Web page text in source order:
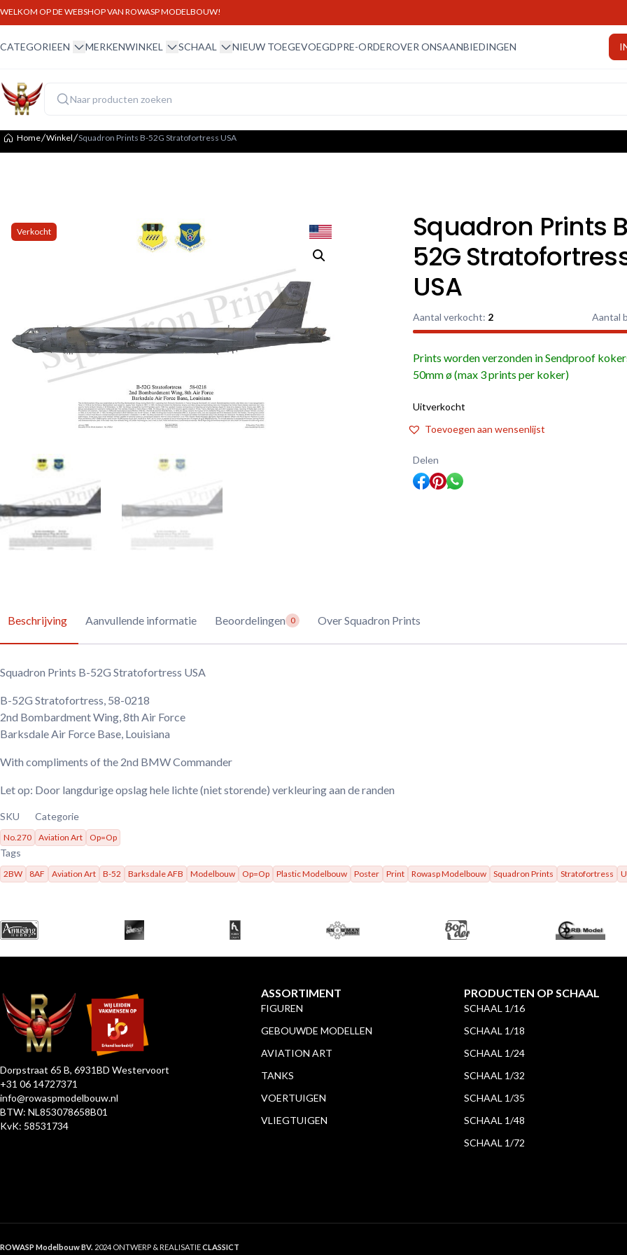
WELKOM OP DE WEBSHOP VAN ROWASP MODELBOUW!
CATEGORIEEN winkel menu
MERKENWINKEL winkel menu
SCHAAL schaal menu
NIEUW TOEGEVOEGDPRE-ORDEROVER ONSAANBIEDINGEN
Home Winkel Squadron Prints B-52G Stratofortress USA
Verkocht
Squadron Prints
52G
USA
Aantal verkocht: 2 Aantal
Prints worden verzonden in Sendproof
50mm ø (max 3 prints per koker)
Uitverkocht
Toevoegen aan wensenlijst
Delen
Beschrijving Aanvullende informatie Beoordelingen 0 Over Squadron Prints
Squadron Prints B-52G Stratofortress USA
B-52G Stratofortress, 58-0218
2nd Bombardment Wing, 8th Air Force
Barksdale Air Force Base, Louisiana
With compliments of the 2nd BMW Commander
Let op: Door langdurige opslag hele lichte (niet storende) verkleuring aan de randen
SKU
No.270
Categorie
Aviation Art Op=Op
Tags
2BW 8AF Aviation Art B-52 Barksdale AFB Modelbouw Op=Op Plastic Modelbouw Poster Print Rowasp Modelbouw Squadron Prints Stratofortress
Dorpstraat 65 B, 6931BD Westervoort
+31 06 14727371
info@rowaspmodelbouw.nl
BTW: NL853078658B01
KvK: 58531734
ASSORTIMENT
FIGUREN
GEBOUWDE MODELLEN
AVIATION ART
TANKS
VOERTUIGEN
VLIEGTUIGEN
PRODUCTEN OP SCHAAL
SCHAAL 1/16
SCHAAL 1/18
SCHAAL 1/24
SCHAAL 1/32
SCHAAL 1/35
SCHAAL 1/48
SCHAAL 1/72
ROWASP Modelbouw BV. 2024 ONTWERP & REALISATIECLASSICT